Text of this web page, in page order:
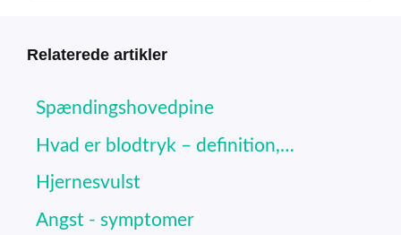
Relaterede artikler
Spændingshovedpine
Hvad er blodtryk – definition,…
Hjernesvulst
Angst - symptomer